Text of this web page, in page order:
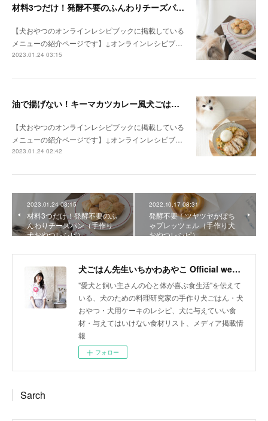
材料3つだけ！発酵不要のふんわりチーズパン（手作り犬おやつレシピ）
【犬おやつのオンラインレシピブックに掲載している
メニューの紹介ページです】↓オンラインレシピブ…
2023.01.24 03:15
油で揚げない！キーマカツカレー風犬ごはん （月額限定♡手作り犬ごはんレシピ）
【犬おやつのオンラインレシピブックに掲載している
メニューの紹介ページです】↓オンラインレシピブ…
2023.01.24 02:42
2023.01.24 03:15
材料3つだけ！発酵不要のふ
んわりチーズパン（手作り
犬おやつレシピ）
2022.10.17 08:31
発酵不要！ツヤツヤかぼち
ゃプレッツェル（手作り犬
おやつレシピ）
犬ごはん先生いちかわあやこ Official web site
"愛犬と飼い主さんの心と体が喜ぶ食生活"を伝えて
いる、犬のための料理研究家の手作り犬ごはん・犬
おやつ・犬用ケーキのレシピ、犬に与えていい食
材・与えてはいけない食材リスト、メディア掲載情
報
フォロー
Sarch